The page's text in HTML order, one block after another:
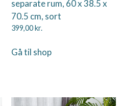
separate rum, 60 x 38.5 x
70.5 cm, sort
399,00kr.
Gå til shop